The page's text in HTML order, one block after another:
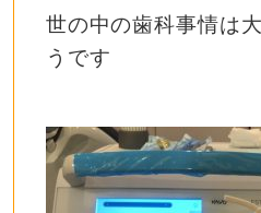
世の中の歯科事情は
うです